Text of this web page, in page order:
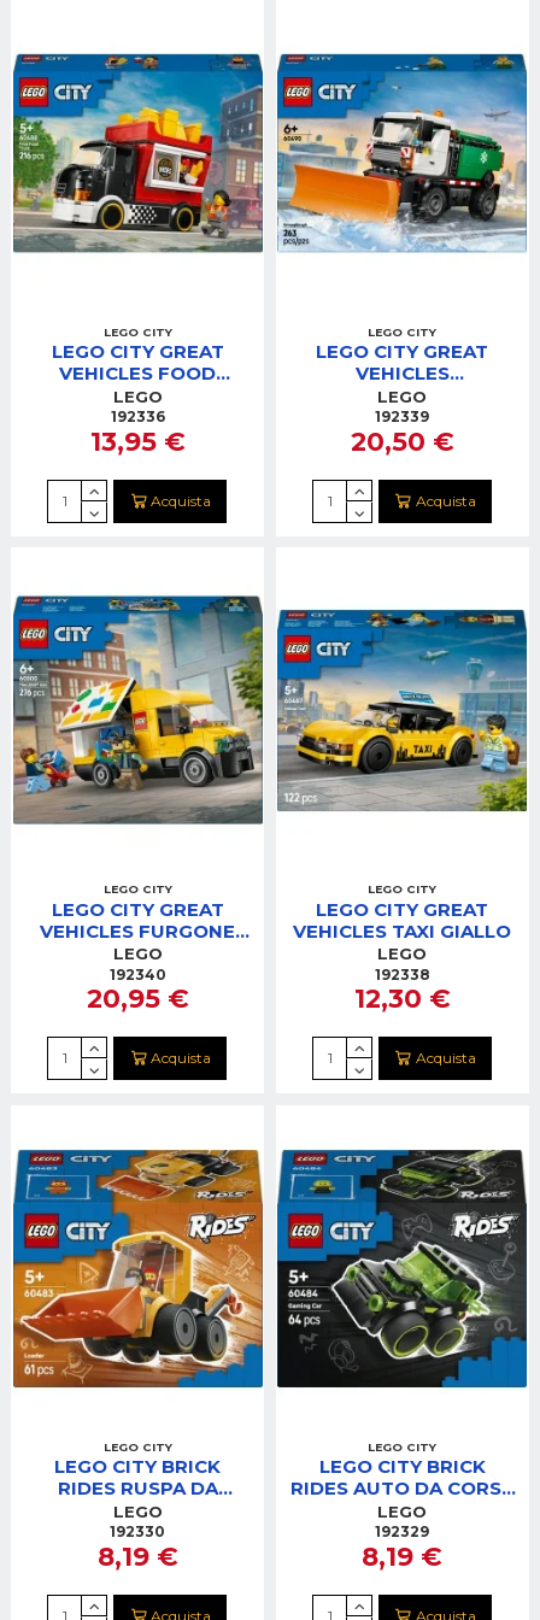
LEGO CITY
LEGO CITY GREAT
VEHICLES FOOD
TRUCK DELLE
PATATINE
LEGO
192336
13,95 €
Acquista
LEGO CITY
LEGO CITY GREAT
VEHICLES
SPAZZANEVE
LEGO
192339
20,50 €
Acquista
LEGO CITY
LEGO CITY GREAT
VEHICLES FURGONE
LEGO
LEGO
192340
20,95 €
Acquista
LEGO CITY
LEGO CITY GREAT
VEHICLES TAXI GIALLO
LEGO
192338
12,30 €
Acquista
LEGO CITY
LEGO CITY BRICK
RIDES RUSPA DA
CANTIERE - VEICOLI
LEGO
192330
8,19 €
Acquista
LEGO CITY
LEGO CITY BRICK
RIDES AUTO DA CORSA
DA GIOCO - VEICOLI
LEGO
192329
8,19 €
Acquista